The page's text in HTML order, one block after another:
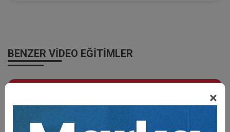
×
BENZER VIDEO EĞITIMLER